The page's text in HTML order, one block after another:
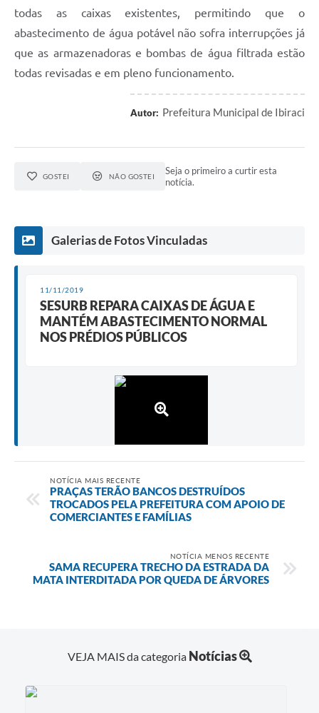
todas as caixas existentes, permitindo que o
abastecimento de água potável não sofra interrupções já
que as armazenadoras e bombas de água filtrada estão
todas revisadas e em pleno funcionamento.
Autor: Prefeitura Municipal de Ibiraci
GOSTEI NÃO GOSTEI
Seja o primeiro a curtir esta
notícia.
Galerias de Fotos Vinculadas
11/11/2019
SESURB REPARA CAIXAS DE ÁGUA E
MANTÉM ABASTECIMENTO NORMAL
NOS PRÉDIOS PÚBLICOS
NOTÍCIA MAIS RECENTE
PRAÇAS TERÃO BANCOS DESTRUÍDOS
TROCADOS PELA PREFEITURA COM APOIO DE
COMERCIANTES E FAMÍLIAS
NOTÍCIA MENOS RECENTE
SAMA RECUPERA TRECHO DA ESTRADA DA
MATA INTERDITADA POR QUEDA DE ÁRVORES
VEJA MAIS da categoria Notícias